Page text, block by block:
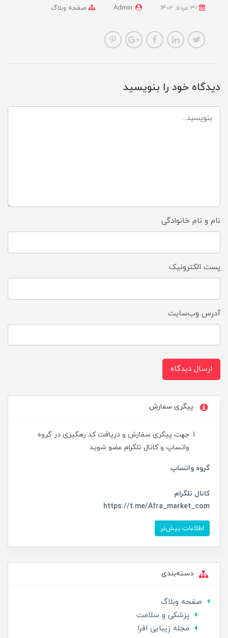
Admin صفحه وبلاگ
دیدگاه خود را بنویسید
نام و نام خانوادگی
پست الکترونیک
آدرس وب‌سایت
ارسال دیدگاه
پیگری سفارش
جهت پیگری سفارش و دریافت کد رهگیری در گروه
واتساپ و کانال تلگرام عضو شوید
گروه واتساپ
کانال تلگرام
https://t.me/Afra_market_com
اطلاعات بیش‌تر
دسته‌بندی
صفحه وبلاگ
پزشکی و سلامت
مجله زیبایی افرا